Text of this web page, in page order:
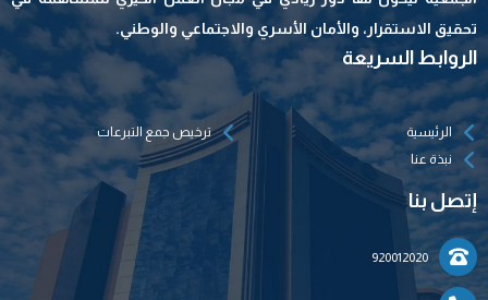
تحقيق الاستقرار، والأمان الأسري والاجتماعي والوطني.
الروابط السريعة
الرئيسية
نبذة عنا
ترخيص جمع التبرعات
إتصل بنا
920012020